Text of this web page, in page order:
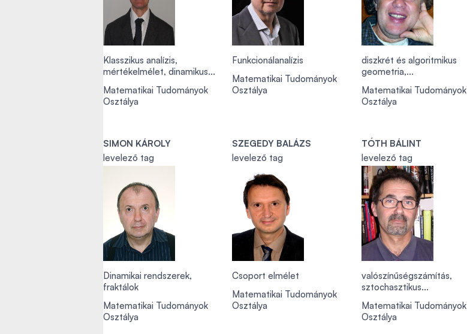
Klasszikus analízis,
mértékelmélet, dinamikus...
Matematikai Tudományok
Osztálya
Funkcionálanalízis
Matematikai Tudományok
Osztálya
diszkrét és algoritmikus
geometria,...
Matematikai Tudományok
Osztálya
SIMON KÁROLY
levelező tag
Dinamikai rendszerek,
fraktálok
Matematikai Tudományok
Osztálya
SZEGEDY BALÁZS
levelező tag
Csoport elmélet
Matematikai Tudományok
Osztálya
TÓTH BÁLINT
levelező tag
valószínűségszámítás,
sztochasztikus...
Matematikai Tudományok
Osztálya